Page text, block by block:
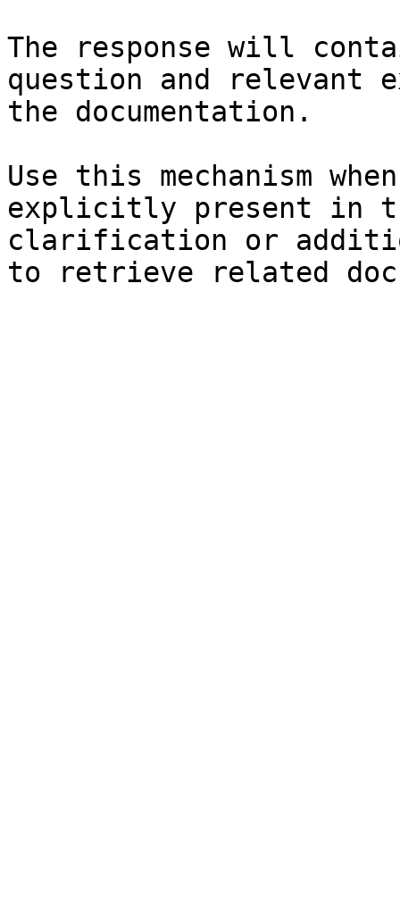
The response will
question and relevant
the documentation.
Use this mechanism
explicitly present in
clarification or